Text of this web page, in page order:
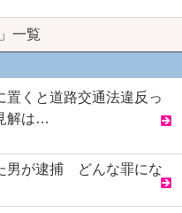
一覧
置くと道路交通法違反っ
解は…
男が逮捕 どんな罪にな